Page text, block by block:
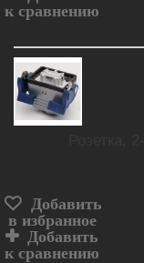
к сравнению
Добавить
в избранное
Добавить
к сравнению